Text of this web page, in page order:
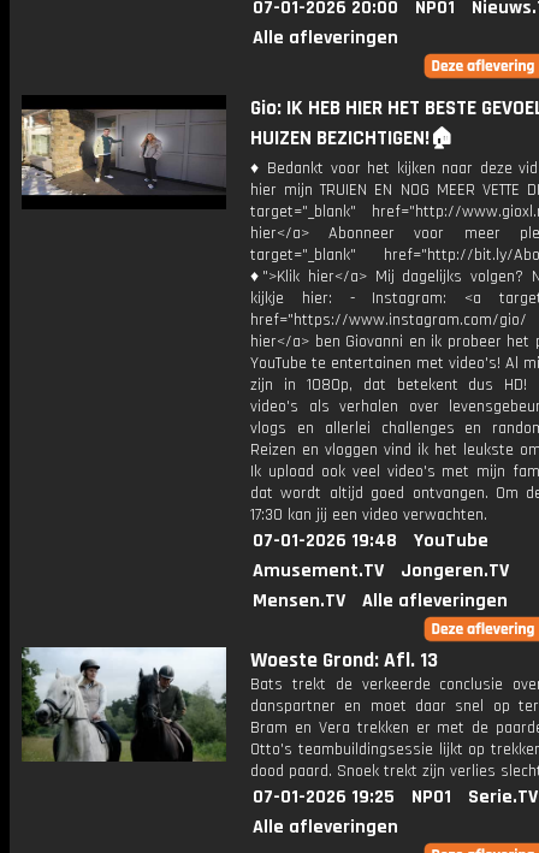
07-01-2026 20:00 NPO1
Alle afleveringen
Gio: IK HEB HIER HET BESTE
HUIZEN BEZICHTIGEN!🏠
♦ Bedankt voor het kijken naar deze
hier mijn TRUIEN EN NOG MEER VETTE
target="_blank" href="http://
hier</a> Abonneer voor meer
target="_blank" href="http://bit.ly/
♦">Klik hier</a> Mij dagelijks volgen?
kijkje hier: - Instagram: <a
href="https://www.instagram.com/
hier</a> ben Giovanni en ik probeer het
YouTube te entertainen met video's! Al
zijn in 1080p, dat betekent dus HD!
video's als verhalen over
vlogs en allerlei challenges en
Reizen en vloggen vind ik het leukste
Ik upload ook veel video's met mijn
dat wordt altijd goed ontvangen. Om
17:30 kan jij een video verwachten.
07-01-2026 19:48
YouTube
Amusement.TV
Jongeren.TV
Mensen.TV
Alle afleveringen
Woeste Grond: Afl. 13
Bats trekt de verkeerde conclusie
danspartner en moet daar snel op
Bram en Vera trekken er met de
Otto's teambuildingsessie lijkt op
dood paard. Snoek trekt zijn verlies
07-01-2026 19:25 NPO1
Serie.TV
Alle afleveringen